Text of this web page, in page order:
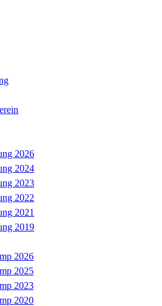
2026
2024
2023
2022
2021
2019
2026
2025
2023
2020